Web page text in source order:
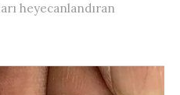
heyecanlandıran